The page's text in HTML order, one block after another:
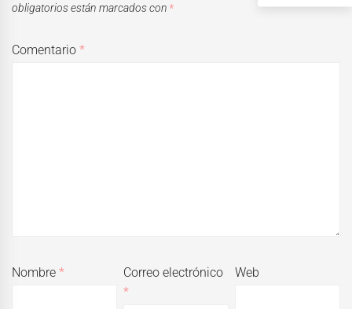
obligatorios están marcados con *
Comentario*
Nombre*
Correo electrónico
*
Web